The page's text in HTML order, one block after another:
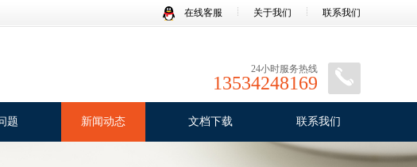
在线客服 关于我们 联系我们
24小时服务热线
13534248169
题 新闻动态 文档下载 联系我们